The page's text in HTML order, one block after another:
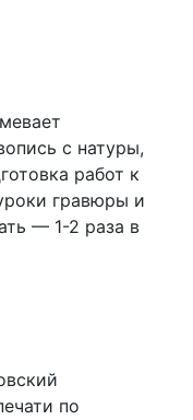
с натуры,
работ к
гравюры и
— 1-2 раза в
по